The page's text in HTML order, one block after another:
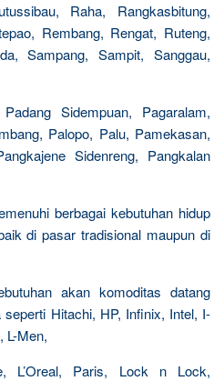
Raha, Rangkasbitung,
Rembang, Rengat, Ruteng,
Sampang, Sampit, Sanggau,
Sidempuan, Pagaralam,
Palopo, Palu, Pamekasan,
Sidenreng, Pangkalan
berbagai kebutuhan hidup
di pasar tradisional maupun di
akan komoditas datang
Hitachi, HP, Infinix, Intel, I-
L-Men,
L’Oreal, Paris, Lock n Lock,